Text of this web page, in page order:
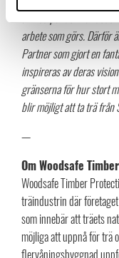
år med pandemi är det
arbete som görs. Därför
Partner som gjort en
inspireras av deras
gränserna för hur stort
blir möjligt att ta trä från
—
Om Woodsafe
Woodsafe Timber
träindustrin där
som innebär att träets
möjliga att uppnå för trä
flervåningsbyggnad